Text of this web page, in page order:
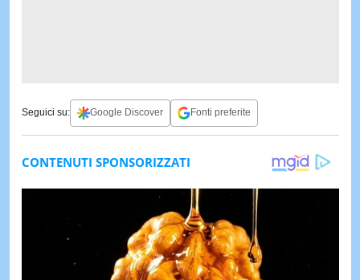
Seguici su: Google Discover Fonti preferite